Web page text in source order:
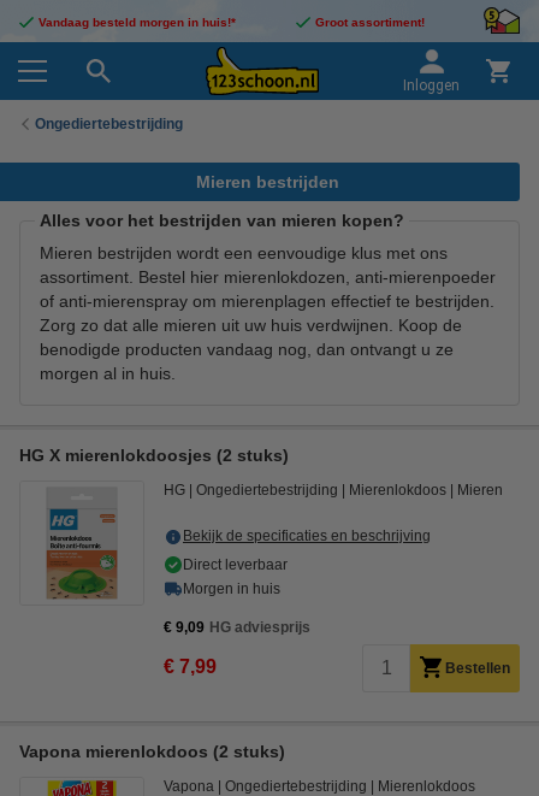
Vandaag besteld morgen in huis!* Groot assortiment!
Inloggen
Ongediertebestrijding
Mieren bestrijden
Alles voor het bestrijden van mieren kopen?
Mieren bestrijden wordt een eenvoudige klus met ons
assortiment. Bestel hier mierenlokdozen, anti-mierenpoeder
of anti-mierenspray om mierenplagen effectief te bestrijden.
Zorg zo dat alle mieren uit uw huis verdwijnen. Koop de
benodigde producten vandaag nog, dan ontvangt u ze
morgen al in huis.
HG X mierenlokdoosjes (2 stuks)
HG Ongediertebestrijding Mierenlokdoos Mieren
Bekijk de specificaties en beschrijving
Direct leverbaar
Morgen in huis
€ 9,09 HG adviesprijs
€ 7,99 Bestellen
Vapona mierenlokdoos (2 stuks)
Vapona Ongediertebestrijding
Mierenlokdoos